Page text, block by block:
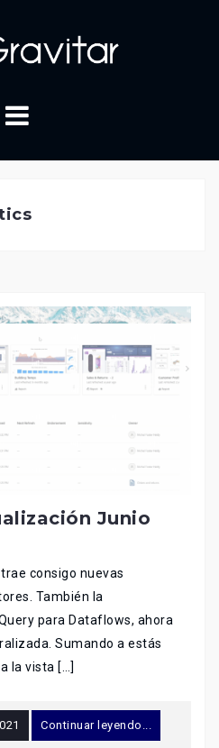
Junio
consigo nuevas
También la
para Dataflows, ahora
Sumando a estás
la vista […]
Continuar leyendo...